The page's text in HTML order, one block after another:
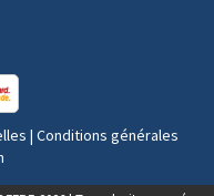
| Conditions générales